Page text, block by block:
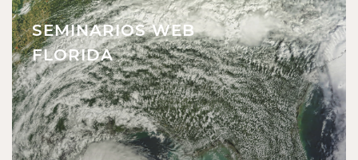
SEMINARIOS WEB
FLORIDA